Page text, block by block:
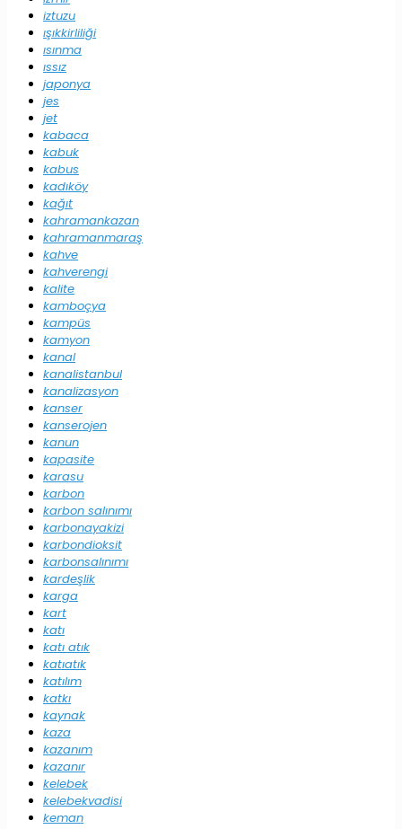
iztuzu
ışıkkirliliği
ısınma
ıssız
japonya
jes
jet
kabaca
kabuk
kabus
kadıköy
kağıt
kahramankazan
kahramanmaraş
kahve
kahverengi
kalite
kamboçya
kampüs
kamyon
kanal
kanalistanbul
kanalizasyon
kanser
kanserojen
kanun
kapasite
karasu
karbon
karbon salınımı
karbonayakizi
karbondioksit
karbonsalınımı
kardeşlik
karga
kart
katı
katı atık
katıatık
katılım
katkı
kaynak
kaza
kazanım
kazanır
kelebek
kelebekvadisi
keman